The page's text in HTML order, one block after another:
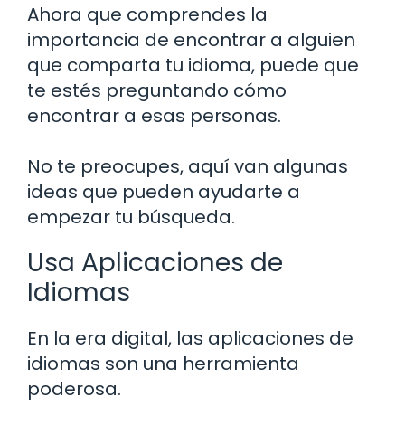
Ahora que comprendes la
importancia de encontrar a alguien
que comparta tu idioma, puede que
te estés preguntando cómo
encontrar a esas personas.
No te preocupes, aquí van algunas
ideas que pueden ayudarte a
empezar tu búsqueda.
Usa Aplicaciones de
Idiomas
En la era digital, las aplicaciones de
idiomas son una herramienta
poderosa.